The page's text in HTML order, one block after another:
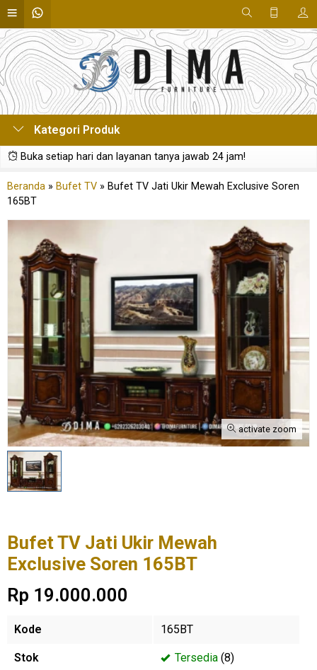
Kategori Produk
Buka setiap hari dan layanan tanya jawab 24 jam!
Beranda » Bufet TV » Bufet TV Jati Ukir Mewah Exclusive Soren
165BT
activate zoom
Bufet TV Jati Ukir Mewah
Exclusive Soren 165BT
Rp 19.000.000
Kode 165BT
Stok Tersedia (8)